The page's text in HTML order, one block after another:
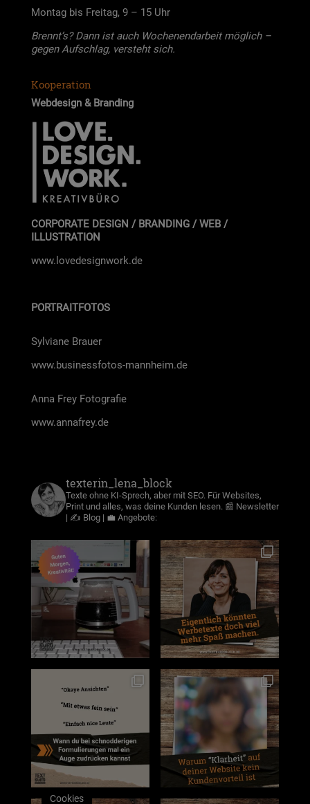
Mon­tag bis Frei­tag, 9 – 15 Uhr
Brennt’s? Dann ist auch Wochen­end­ar­beit mög­lich –
gegen Auf­schlag, ver­steht sich.
Kooperation
Web­de­sign & Bran­ding
CORPORATE DESIGN / BRANDING / WEB /
ILLUSTRATION
www.lovedesignwork.de
PORTRAITFOTOS
Syl­via­ne Brau­er
www.businessfotos-mannheim.de
Anna Frey Foto­gra­fie
www.annafrey.de
texterin_lena_block
Texte ohne KI-Sprech, aber mit SEO. Für Websites,
Print und alles, was deine Kunden lesen. 📰 Newsletter
| ✍️ Blog | 💼 Angebote:
Cookies